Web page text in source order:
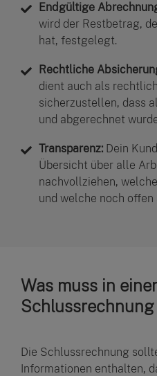
Endgültige
wird der Restbetrag,
hat, festgelegt.
Rechtliche
dient auch als
sicherzustellen, dass
und abgerechnet
Transparenz: Dein
Übersicht über alle
nachvollziehen,
und welche noch offen
Was muss in einer
Die Schlussrechnung
Informationen enthalten,